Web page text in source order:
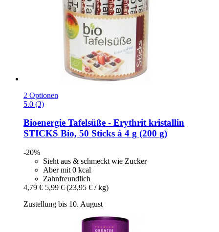
2 Optionen
5.0 (3)
Bioenergie Tafelsüße -​ Erythrit kristallin
STICKS Bio, 50 Sticks à 4 g (200 g)
-20%
Sieht aus & schmeckt wie Zucker
Aber mit 0 kcal
Zahnfreundlich
4,79 € 5,99 € (23,95 € / kg)
Zustellung bis 10. August